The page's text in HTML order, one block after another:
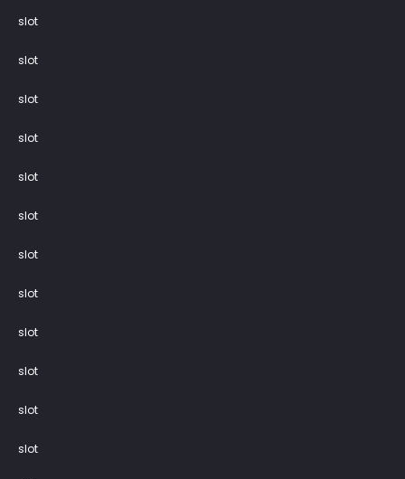
slot
slot
slot
slot
slot
slot
slot
slot
slot
slot
slot
slot